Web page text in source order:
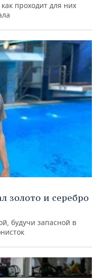
проходит для них
золото и серебро
будучи запасной в